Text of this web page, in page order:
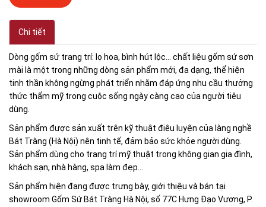
Chi tiết
Dòng gốm sứ trang trí: lọ hoa, bình hút lộc... chất liệu gốm sứ sơn
mài là một trong những dòng sản phẩm mới, đa dạng, thể hiện
tinh thần không ngừng phát triển nhằm đáp ứng nhu cầu thưởng
thức thẩm mỹ trong cuộc sống ngày càng cao của người tiêu
dùng.
Sản phẩm được sản xuất trên kỹ thuật điêu luyện của làng nghề
Bát Tràng (Hà Nội) nên tinh tế, đảm bảo sức khỏe người dùng.
Sản phẩm dùng cho trang trí mỹ thuật trong không gian gia đình,
khách sạn, nhà hàng, spa làm đẹp...
Sản phẩm hiện đang được trưng bày, giới thiệu và bán tại
showroom Gốm Sứ Bát Tràng Hà Nội, số 77C Hưng Đạo Vương, P.